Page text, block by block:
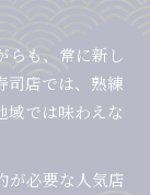
らも、常に新し
司店では、熟練
域では味わえな
が必要な人気店